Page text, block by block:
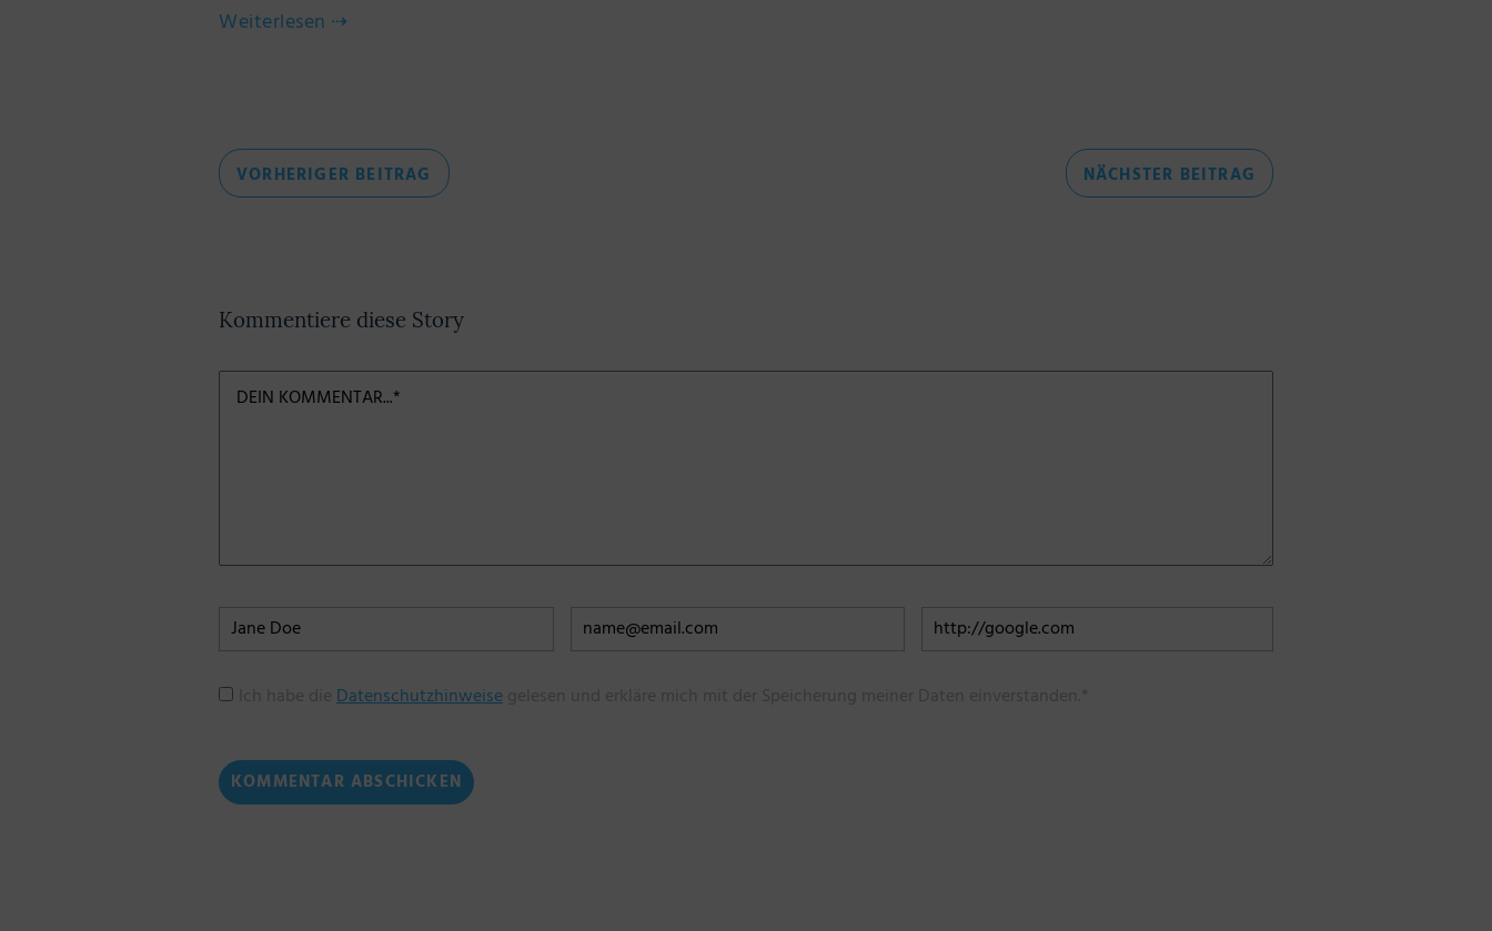
Weiterlesen ⇢
Beitragsnavigation
VORHERIGER BEITRAG VORHERIGER
BEITRAG
NÄCHSTER BEITRAG NÄCHSTER
BEITRAG
Kommentiere diese Story
Ich habe dieDatenschutzhinweisegelesen und erkläre mich mit der Speicherung meiner Daten einverstanden.*